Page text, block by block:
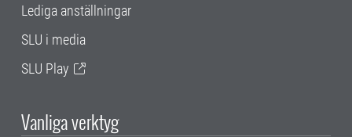
Lediga anställningar
SLU i media
SLU Play
Vanliga verktyg